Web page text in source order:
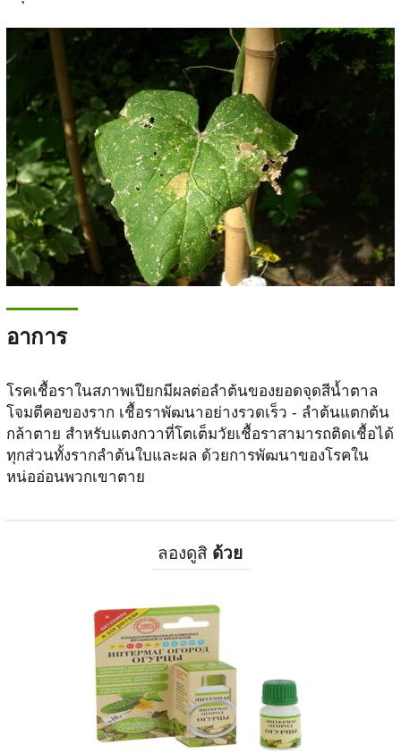
อาการ
โรคเชื้อราในสภาพเปียกมีผลต่อลำต้นของยอดจุดสีน้ำตาล
โจมตีคอของราก เชื้อราพัฒนาอย่างรวดเร็ว - ลำต้นแตกต้น
กล้าตาย สำหรับแตงกวาที่โตเต็มวัยเชื้อราสามารถติดเชื้อได้
ทุกส่วนทั้งรากลำต้นใบและผล ด้วยการพัฒนาของโรคใน
หน่ออ่อนพวกเขาตาย
ลองดูสิ ด้วย